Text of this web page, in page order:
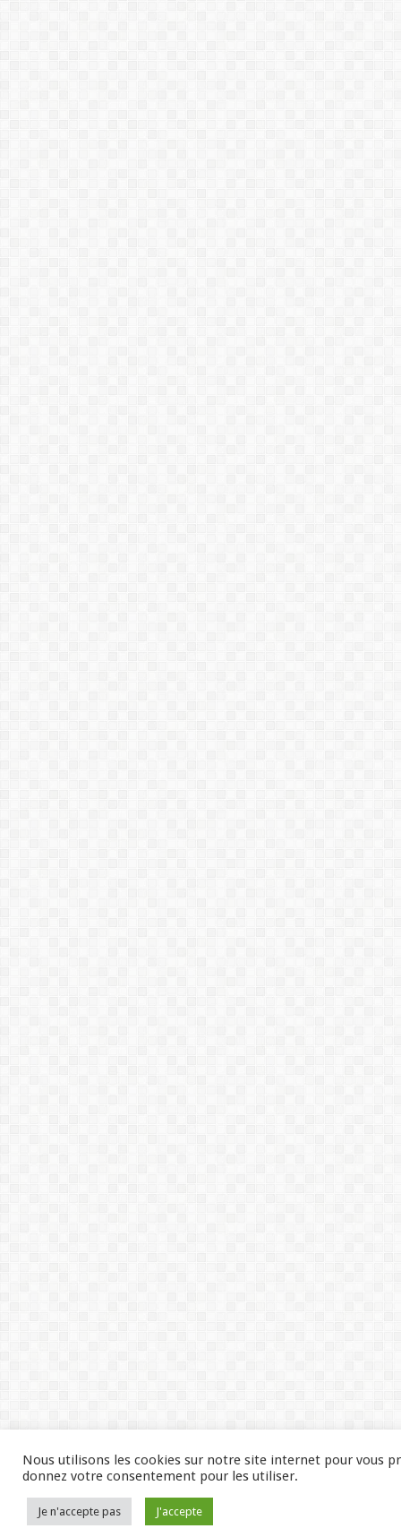
Nous utilisons les cookies sur notre site internet pour vous
donnez votre consentement pour les utiliser.
Je n'accepte pas J'accepte